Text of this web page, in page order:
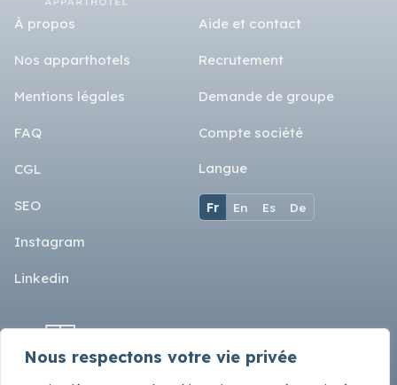
Nous respectons votre vie privée
À propos
Nos apparthotels
Mentions légales
FAQ
CGL
SEO
Aide et contact
Recrutement
Demande de groupe
Compte société
Langue
Fr En Es De
Instagram
Linkedin